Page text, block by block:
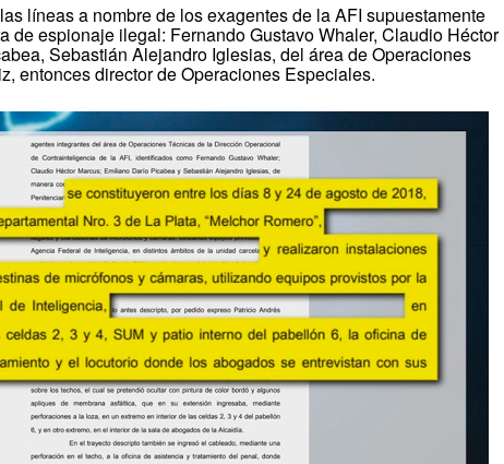
líneas a nombre de los exagentes de la AFI supuestamente
de espionaje ilegal: Fernando Gustavo Whaler, Claudio Héctor
Sebastián Alejandro Iglesias, del área de Operaciones
entonces director de Operaciones Especiales.